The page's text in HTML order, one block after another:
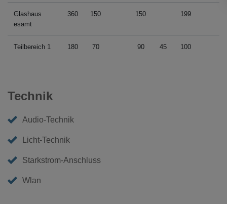
Glashaus
esamt
360 150 150 199
Teilbereich 1 180 70 90 45 100
Technik
Audio-Technik
Licht-Technik
Starkstrom-Anschluss
Wlan